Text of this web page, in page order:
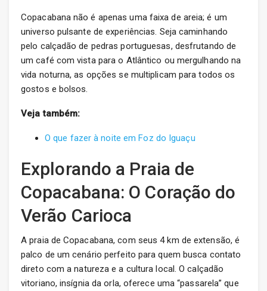
Copacabana não é apenas uma faixa de areia; é um
universo pulsante de experiências. Seja caminhando
pelo calçadão de pedras portuguesas, desfrutando de
um café com vista para o Atlântico ou mergulhando na
vida noturna, as opções se multiplicam para todos os
gostos e bolsos.
Veja também:
O que fazer à noite em Foz do Iguaçu
Explorando a Praia de
Copacabana: O Coração do
Verão Carioca
A praia de Copacabana, com seus 4 km de extensão, é
palco de um cenário perfeito para quem busca contato
direto com a natureza e a cultura local. O calçadão
vitoriano, insígnia da orla, oferece uma “passarela” que